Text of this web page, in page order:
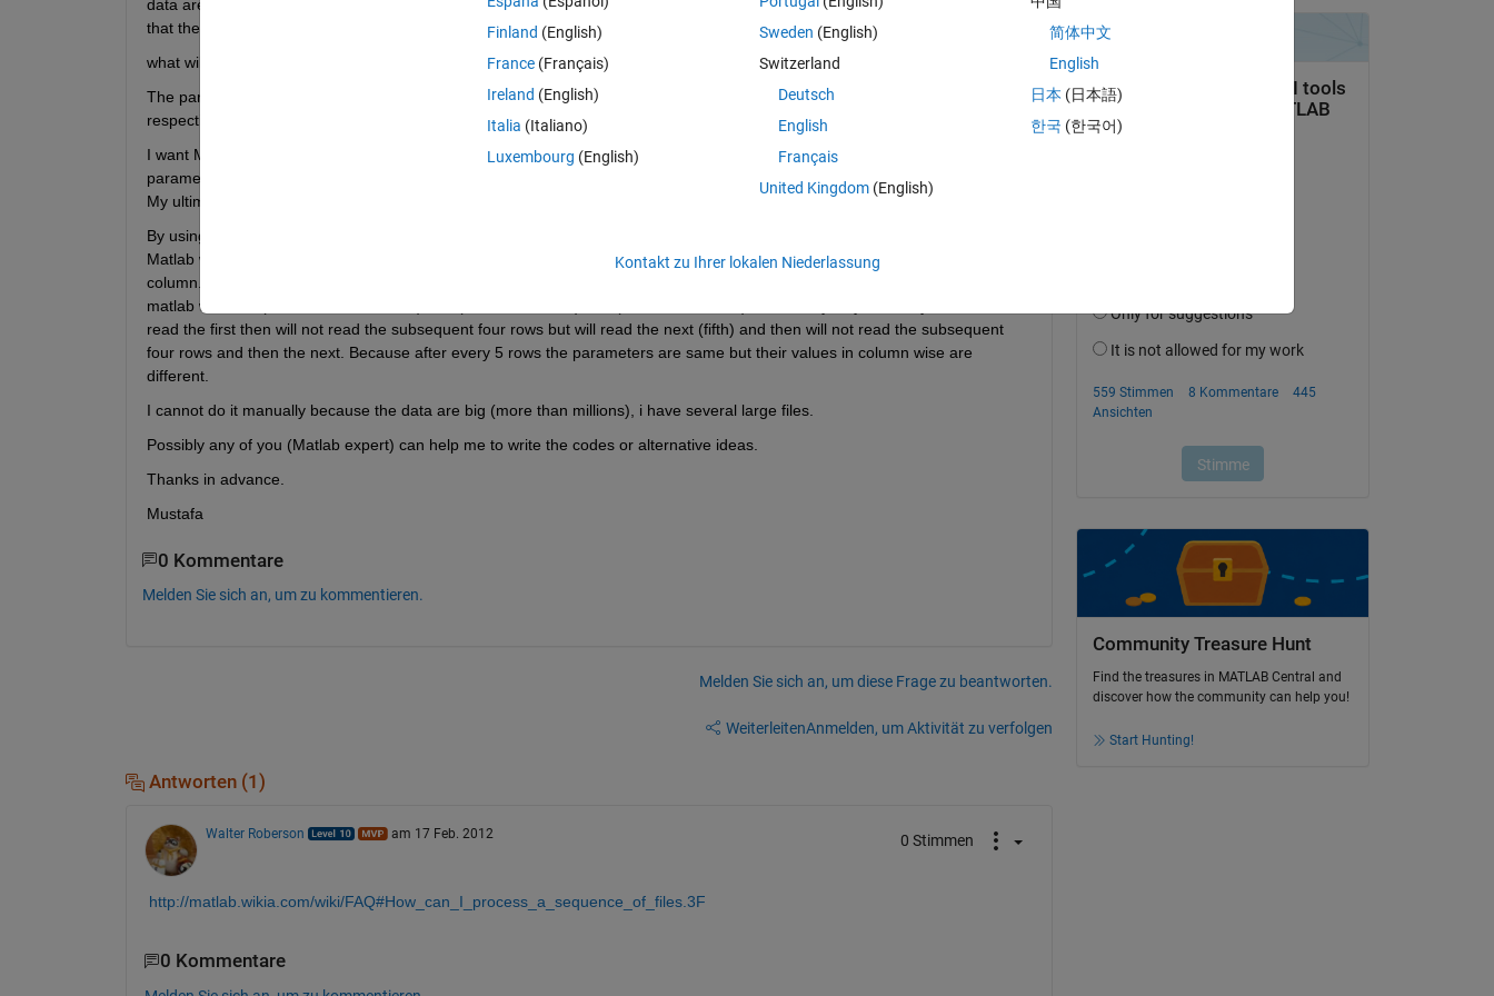
data are sequentially arranged. I need to rearrange the row parameters. One option is to convert them to columns. It means
that the row parameters will be moved to columns.
what will be the matlab codes?
The parameters in rows (after every five) are repeated and the values for the column parameters are different for the
respective row parameters.
I want Matlab to read the row parameter's data and to write them in an excel file as column wise. So ultimately my column
parameters number will be 9+5=14, i mean 14 columns, and row numbers will be decreased to 100906/5 = 20181(around).
My ultimate need is to put all the parameters either in row wise or in column wise to be inserted them into a software.
By using matlab loops command it could be done. I am a novice in matlab, so facing problems in writing codes.
Matlab will read the 1st number (data) of the row and then 6th number and then 11th number .... and then write them to a
column. Again matlab will read 2nd number (row) and then 7th and then 12th....and write them to another column. In this way
matlab will read (3rd--8th--13th--18th..) and (4th--9th--14th...) and (5th--10th--15th...). In an easy way i can say-> matlab will
read the first then will not read the subsequent four rows but will read the next (fifth) and then will not read the subsequent
four rows and then the next. Because after every 5 rows the parameters are same but their values in column wise are
different.
I cannot do it manually because the data are big (more than millions), i have several large files.
Possibly any of you (Matlab expert) can help me to write the codes or alternative ideas.
Thanks in advance.
Mustafa
0 Kommentare
Melden Sie sich an, um zu kommentieren.
Melden Sie sich an, um diese Frage zu beantworten.
WeiterleitenAnmelden, um Aktivität zu verfolgen
Antworten (1)
Walter Roberson am 17 Feb. 2012 0 Stimmen
http://matlab.wikia.com/wiki/FAQ#How_can_I_process_a_sequence_of_files.3F
0 Kommentare
Community Treasure Hunt
Find the treasures in MATLAB Central and
discover how the community can help you!
Start Hunting!
Finland (English)
France (Français)
Ireland (English)
Italia (Italiano)
Luxembourg (English)
Sweden (English)
Switzerland
Deutsch
English
Français
United Kingdom(English)
简体中文
English
日本 (日本語)
한국 (한국어)
Kontakt zu Ihrer lokalen Niederlassung